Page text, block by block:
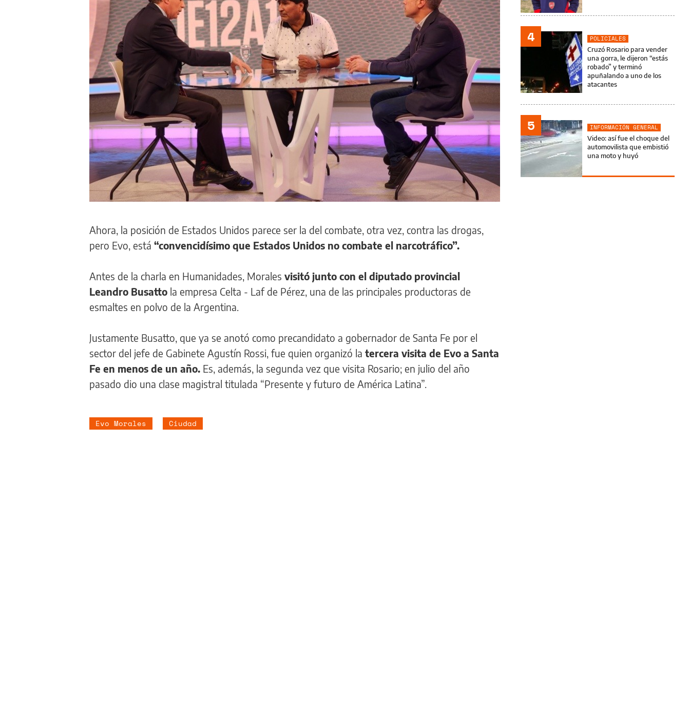
Ahora, la posición de Estados Unidos parece ser la del combate, otra vez, contra las drogas,
pero Evo, está “convencidísimo que Estados Unidos no combate el narcotráfico”.
Antes de la charla en Humanidades, Morales visitó junto con el diputado provincial
Leandro Busatto la empresa Celta - Laf de Pérez, una de las principales productoras de
esmaltes en polvo de la Argentina.
Justamente Busatto, que ya se anotó como precandidato a gobernador de Santa Fe por el
sector del jefe de Gabinete Agustín Rossi, fue quien organizó la tercera visita de Evo a Santa
Fe en menos de un año. Es, además, la segunda vez que visita Rosario; en julio del año
pasado dio una clase magistral titulada “Presente y futuro de América Latina”.
Evo Morales Ciudad
4
POLICIALES
Cruzó Rosario para vender
una gorra, le dijeron “estás
robado” y terminó
apuñalando a uno de los
atacantes
5
INFORMACIÓN GENERAL
Video: así fue el choque del
automovilista que embistió
una moto y huyó